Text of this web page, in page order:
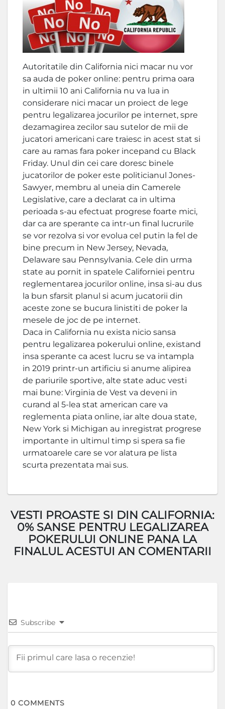
Autoritatile din California nici macar nu vor
sa auda de poker online: pentru prima oara
in ultimii 10 ani California nu va lua in
considerare nici macar un proiect de lege
pentru legalizarea jocurilor pe internet, spre
dezamagirea zecilor sau sutelor de mii de
jucatori americani care traiesc in acest stat si
care au ramas fara poker incepand cu Black
Friday. Unul din cei care doresc binele
jucatorilor de poker este politicianul Jones-
Sawyer, membru al uneia din Camerele
Legislative, care a declarat ca in ultima
perioada s-au efectuat progrese foarte mici,
dar ca are sperante ca intr-un final lucrurile
se vor rezolva si vor evolua cel putin la fel de
bine precum in New Jersey, Nevada,
Delaware sau Pennsylvania. Cele din urma
state au pornit in spatele Californiei pentru
reglementarea jocurilor online, insa si-au dus
la bun sfarsit planul si acum jucatorii din
aceste zone se bucura linistiti de poker la
mesele de joc de pe internet.
Daca in California nu exista nicio sansa
pentru legalizarea pokerului online, existand
insa sperante ca acest lucru se va intampla
in 2019 printr-un artificiu si anume alipirea
de pariurile sportive, alte state aduc vesti
mai bune: Virginia de Vest va deveni in
curand al 5-lea stat american care va
reglementa piata online, iar alte doua state,
New York si Michigan au inregistrat progrese
importante in ultimul timp si spera sa fie
urmatoarele care se vor alatura pe lista
scurta prezentata mai sus.
VESTI PROASTE SI DIN CALIFORNIA:
0% SANSE PENTRU LEGALIZAREA
POKERULUI ONLINE PANA LA
FINALUL ACESTUI AN COMENTARII
Subscribe
0 COMMENTS